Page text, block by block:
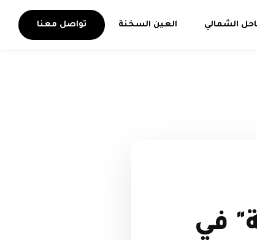
الشمالي العين السخنة تواصل معنا
في